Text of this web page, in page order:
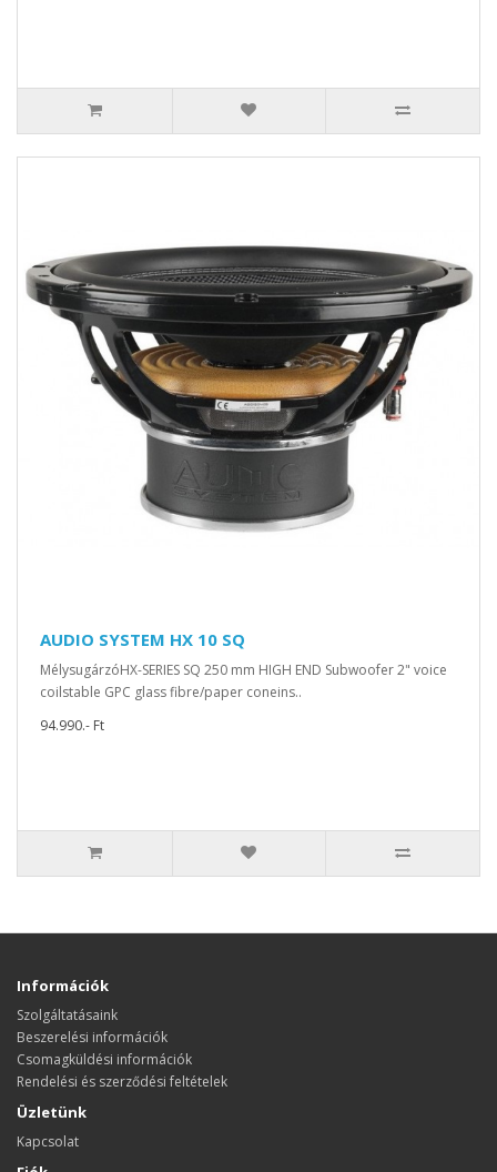
AUDIO SYSTEM HX 10 SQ
MélysugárzóHX-SERIES SQ 250 mm HIGH END Subwoofer 2" voice
coilstable GPC glass fibre/paper coneins..
94.990.- Ft
Információk
Szolgáltatásaink
Beszerelési információk
Csomagküldési információk
Rendelési és szerződési feltételek
Üzletünk
Kapcsolat